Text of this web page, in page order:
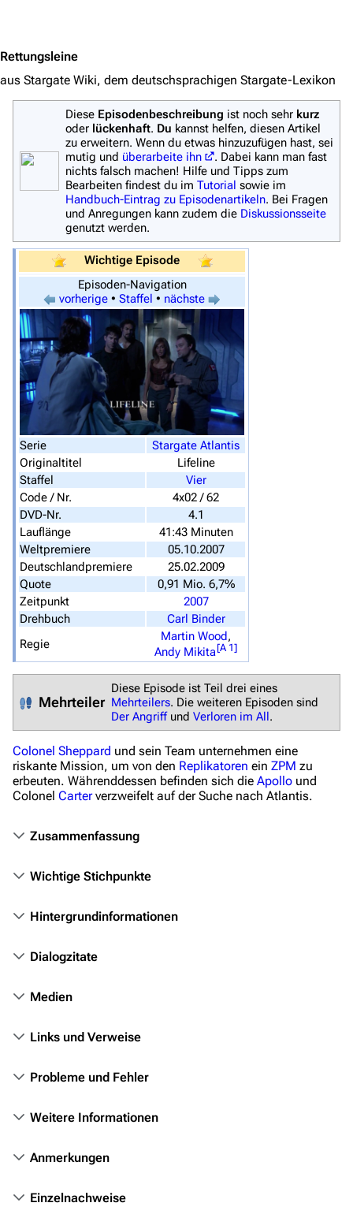
3638 2133 346.354
Navigation
Hauptseite
Von A bis Z
Spezialseiten
Datei hochladen
Filme und Serien
Stargate SG-1
Stargate Atlantis
Stargate-Romane
Themenportal
Personen
Rettungsleine
aus Stargate Wiki, dem deutschsprachigen Stargate-Lexikon
Diese Episodenbeschreibung ist noch sehr kurz
oder lückenhaft. Du kannst helfen, diesen Artikel
zu erweitern. Wenn du etwas hinzuzufügen hast, sei
mutig und überarbeite ihn
. Dabei kann man fast
nichts falsch machen! Hilfe und Tipps zum
Bearbeiten findest du im Tutorial sowie im
Handbuch-Eintrag zu Episodenartikeln. Bei Fragen
und Anregungen kann zudem die Diskussionsseite
genutzt werden.
Wichtige Episode
Episoden-Navigation
vorherige • Staffel • nächste
Serie
Stargate Atlantis
Originaltitel
Lifeline
Staffel
Vier
Code / Nr.
4x02 / 62
DVD-Nr.
4.1
Lauflänge
41:43 Minuten
Weltpremiere
05.10.2007
Deutschlandpremiere
25.02.2009
Quote
0,91 Mio. 6,7%
Zeitpunkt
2007
Drehbuch
Carl Binder
Regie
Martin Wood,
Andy Mikita[A 1]
Mehrteiler
Diese Episode ist Teil drei eines
Mehrteilers. Die weiteren Episoden sind
Der Angriffund Verloren im All.
Colonel Sheppard und sein Team unternehmen eine
riskante Mission, um von den Replikatoren ein ZPM zu
erbeuten. Währenddessen befinden sich die Apollo und
Colonel Carterverzweifelt auf der Suche nach Atlantis.
Zusammenfassung
Wichtige Stichpunkte
Hintergrundinformationen
Dialogzitate
Medien
Links und Verweise
Probleme und Fehler
Weitere Informationen
Anmerkungen
Einzelnachweise